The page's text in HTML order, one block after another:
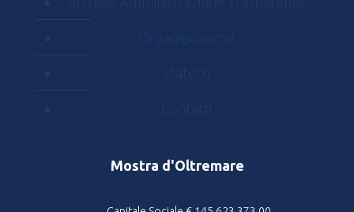
Organigramma
Statuto
Contatti
Mostra d'Oltremare